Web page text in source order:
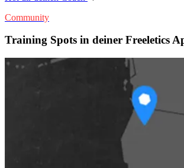
Community
Training Spots in deiner Freeletics